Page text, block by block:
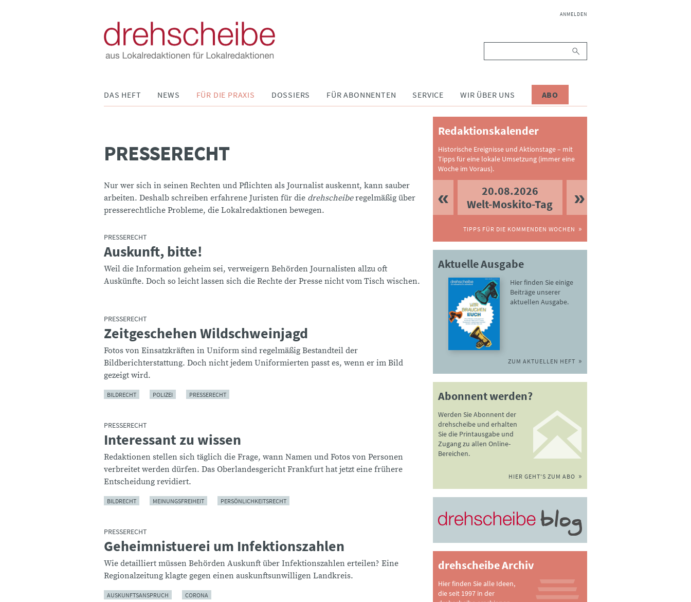
NAVIGATION
ANMELDEN
DAS HEFT NEWS FÜR DIE PRAXIS DOSSIERS FÜR ABONNENTEN SERVICE WIR ÜBER UNS ABO
PRESSERECHT
Nur wer sich in seinen Rechten und Pflichten als Journalist auskennt, kann sauber
arbeiten. Deshalb schreiben erfahrene Juristen für die drehscheiberegelmäßig über
presserechtliche Probleme, die Lokalredaktionen bewegen.
PRESSERECHT
:
Auskunft, bitte!
Weil die Information geheim sei, verweigern Behörden Journalisten allzu oft
Auskünfte. Doch so leicht lassen sich die Rechte der Presse nicht vom Tisch wischen.
PRESSERECHT
:Zeitgeschehen Wildschweinjagd
Fotos von Einsatzkräften in Uniform sind regelmäßig Bestandteil der
Bildberichterstattung. Doch nicht jedem Uniformierten passt es, wenn er im Bild
gezeigt wird.
BILDRECHT POLIZEI PRESSERECHT
PRESSERECHT
:Interessant zu wissen
Redaktionen stellen sich täglich die Frage, wann Namen und Fotos von Personen
verbreitet werden dürfen. Das Oberlandesgericht Frankfurt hat jetzt eine frühere
Entscheidung revidiert.
BILDRECHT MEINUNGSFREIHEIT PERSÖNLICHKEITSRECHT
PRESSERECHT
:Geheimnistuerei um Infektionszahlen
Wie detailliert müssen Behörden Auskunft über Infektionszahlen erteilen? Eine
Regionalzeitung klagte gegen einen auskunftsunwilligen Landkreis.
AUSKUNFTSANSPRUCH CORONA
Redaktionskalender
Historische Ereignisse und Aktionstage – mit
Tipps für eine lokale Umsetzung (immer eine
Woche im Voraus).
20.08.2026
Welt-Moskito-Tag
TIPPS FÜR DIE KOMMENDEN WOCHEN
Aktuelle Ausgabe
Hier finden Sie einige
Beiträge unserer
aktuellen Ausgabe.
ZUM AKTUELLEN HEFT
Abonnent werden?
Werden Sie Abonnent der
drehscheibe und erhalten
Sie die Printausgabe und
Zugang zu allen Online-
Bereichen.
HIER GEHT'S ZUM ABO
drehscheibe Archiv
Hier finden Sie alle Ideen,
die seit 1997 in der